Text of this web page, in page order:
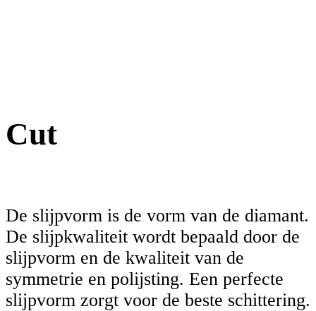
Cut
De slijpvorm is de vorm van de diamant.
De slijpkwaliteit wordt bepaald door de
slijpvorm en de kwaliteit van de
symmetrie en polijsting. Een perfecte
slijpvorm zorgt voor de beste schittering.